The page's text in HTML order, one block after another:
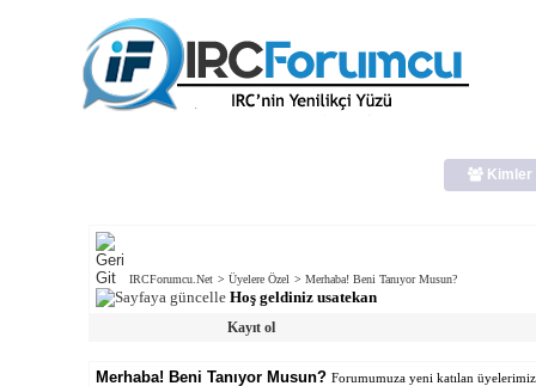
Kimler
IRCForumcu.Net > Üyelere Özel > Merhaba! Beni Tanıyor Musun?
Hoş geldiniz usatekan
Kayıt ol
Merhaba! Beni Tanıyor Musun? Forumumuza yeni katılan üyelerimiz